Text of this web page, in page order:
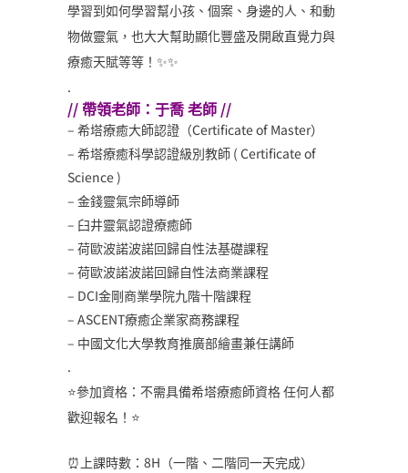
學習到如何學習幫小孩、個案、身邊的人、和動
物做靈氣，也大大幫助顯化豐盛及開啟直覺力與
療癒天賦等等！✨✨
.
// 帶領老師：于喬 老師 //
– 希塔療癒大師認證（Certificate of Master）
– 希塔療癒科學認證級別教師 ( Certificate of
Science )
– 金錢靈氣宗師導師
– 臼井靈氣認證療癒師
– 荷歐波諾波諾回歸自性法基礎課程
– 荷歐波諾波諾回歸自性法商業課程
– DCI金剛商業學院九階十階課程
– ASCENT療癒企業家商務課程
– 中國文化大學教育推廣部繪畫兼任講師
.
⭐️參加資格：不需具備希塔療癒師資格 任何人都
歡迎報名！⭐️
⏰上課時數：8H（一階、二階同一天完成）